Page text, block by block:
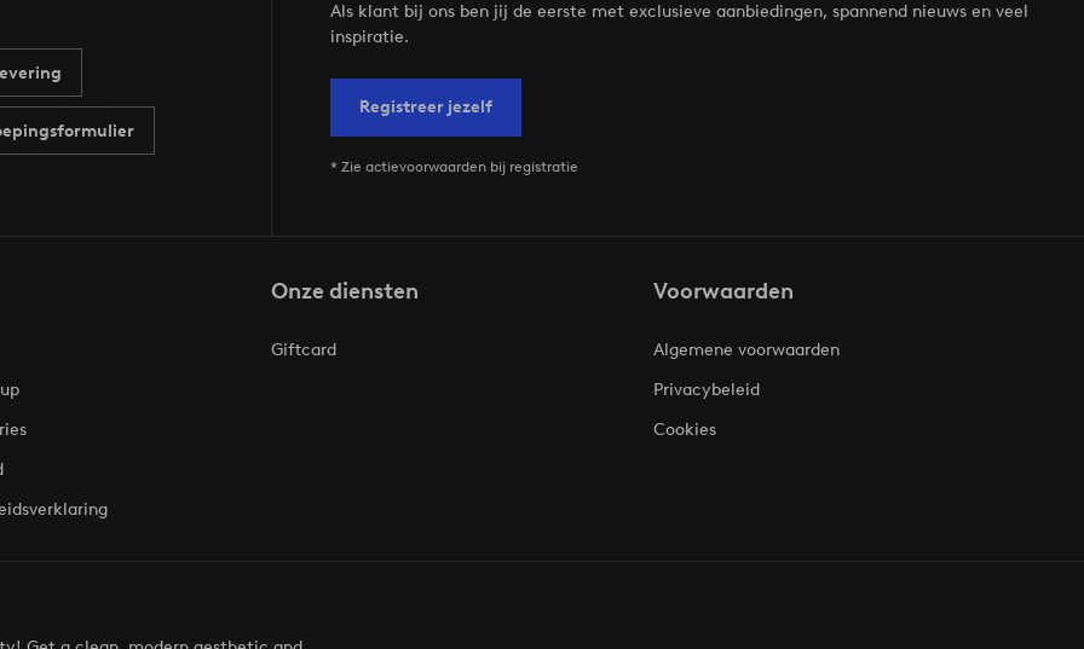
Als klant bij ons ben jij de eerste met exclusieve aanbiedingen, spannend nieuws en veel
inspiratie.
Registreer jezelf
* Zie actievoorwaarden bij registratie
Onze diensten
Giftcard
Voorwaarden
Algemene voorwaarden
Privacybeleid
Cookies